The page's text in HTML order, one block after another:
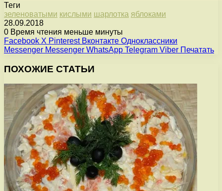
Теги
зеленоватыми кислыми шарлотка яблоками
28.09.2018
0 Время чтения меньше минуты
Facebook X Pinterest Вконтакте Одноклассники
Messenger Messenger WhatsApp Telegram Viber Печатать
ПОХОЖИЕ СТАТЬИ